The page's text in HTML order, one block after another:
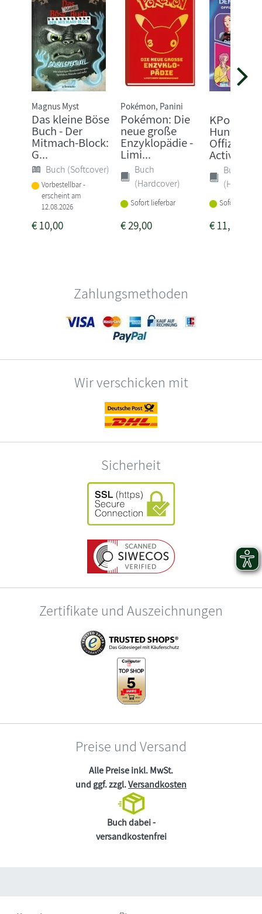
Magnus Myst
Das kleine Böse
Buch - Der
Mitmach-Block:
G...
Buch (Softcover)
Vorbestellbar -
erscheint am
12.08.2026
€10,00
Pokémon, Panini
Pokémon: Die
neue große
Enzyklopädie -
Limi...
Buch
(Hardcover)
Sofort lieferbar
€29,00
KPop
Hunters -
Offizielles
Activity
Buch
Sofort
€11,99
Zahlungsmethoden
Wir verschicken mit
Sicherheit
Zertifikate und Auszeichnungen
Preise und Versand
Alle Preise inkl. MwSt.
und ggf. zzgl.Versandkosten
Buch dabei -
versandkostenfrei